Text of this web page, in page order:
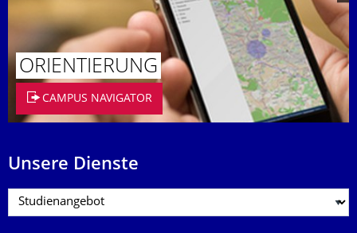
ORIENTIERUNG
CAMPUS NAVIGATOR
Unsere Dienste